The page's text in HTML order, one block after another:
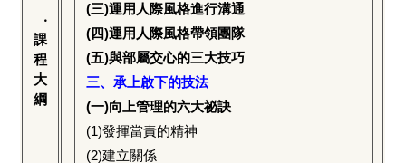
‧
課
程
大
綱
(三)運用人際風格進行溝通
(四)運用人際風格帶領團隊
(五)與部屬交心的三大技巧
三、承上啟下的技法
(一)向上管理的六大祕訣
(1)發揮當責的精神
(2)建立關係